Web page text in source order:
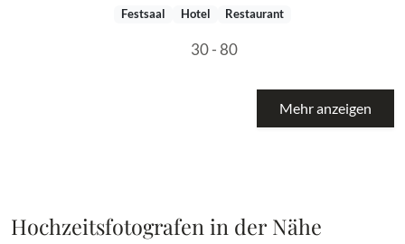
Festsaal Hotel Restaurant
30 - 80
Mehr anzeigen
Hochzeitsfotografen in der Nähe